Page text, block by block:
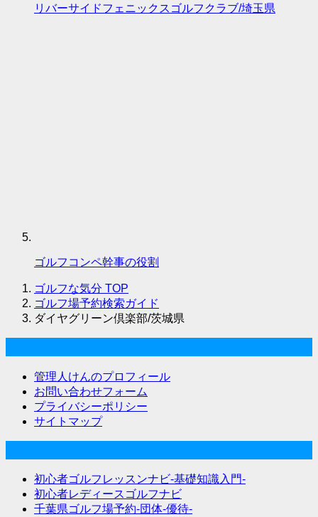
リバーサイドフェニックスゴルフクラブ/埼玉県
ゴルフコンペ幹事の役割
ゴルフな気分 TOP
ゴルフ場予約検索ガイド
ダイヤグリーン倶楽部/茨城県
管理人けんのプロフィール
お問い合わせフォーム
プライバシーポリシー
サイトマップ
初心者ゴルフレッスンナビ-基礎知識入門-
初心者レディースゴルフナビ
千葉県ゴルフ場予約-団体-優待-